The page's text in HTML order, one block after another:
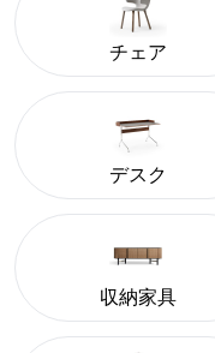
チェア
デスク
収納家具